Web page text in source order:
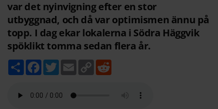
var det nyinvigning efter en stor
utbyggnad, och då var optimismen ännu på
topp. I dag ekar lokalerna i Södra Häggvik
spöklikt tomma sedan flera år.
D
e
F
b
T
w
t
E
m
C
o